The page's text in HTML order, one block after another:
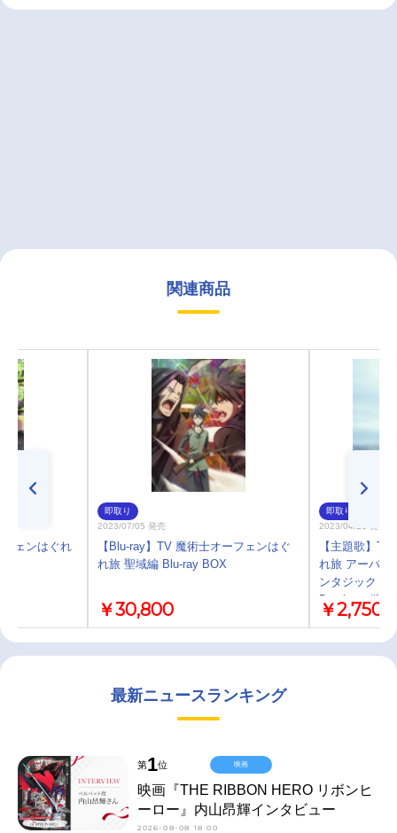
関連商品
ェンはぐれ
即取り
2023/07/05 発売
【Blu-ray】TV 魔術士オーフェンはぐ
れ旅 聖域編 Blu-ray BOX
￥30,800
即取り
2023/04/26 発売
【主題歌】
れ旅 アーバン
ンタジック・
Destiny」/渕
￥2,750
最新ニュースランキング
第1位
映画『THE RIBBON HERO リボンヒ
ーロー』内山昂輝インタビュー
2026-08-08 18:00
映画